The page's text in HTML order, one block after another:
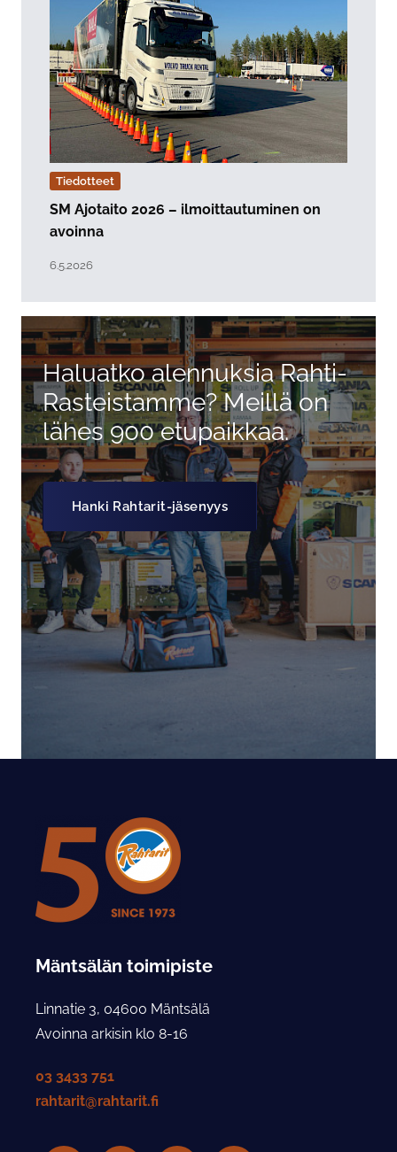
Tiedotteet
SM Ajotaito 2026 – ilmoittautuminen on
avoinna
6.5.2026
Haluatko alennuksia Rahti-
Rasteistamme? Meillä on
lähes 900 etupaikkaa.
Hanki Rahtarit-jäsenyys
Mäntsälän toimipiste
Linnatie 3, 04600 Mäntsälä
Avoinna arkisin klo 8-16
03 3433 751
rahtarit@rahtarit.fi